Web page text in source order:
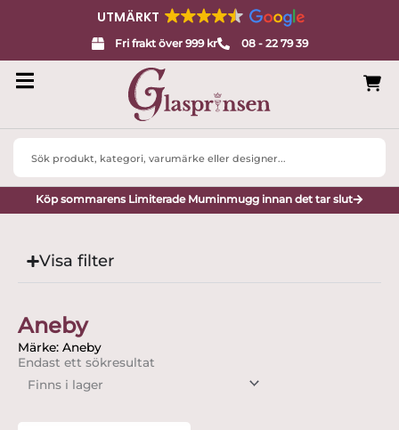
UTMÄRKT
Fri frakt över 999 kr 08 - 22 79 39
Search
Köp sommarens Limiterade Muminmugg innan det tar slut
Visa filter
Aneby
Märke: Aneby
Endast ett sökresultat